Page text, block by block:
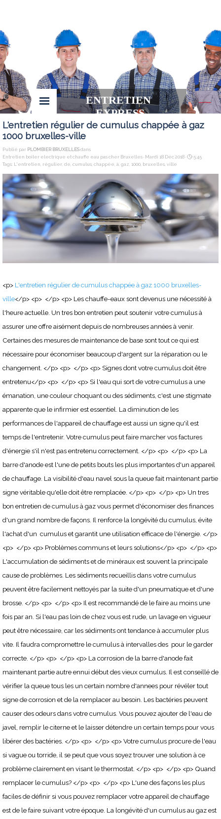
ENTRETIEN
EXPRESS
L'entretien régulier de cumulus chappée à gaz
1000 bruxelles-ville
Publié par PLOMBIER BRUXELLESdans
Entretien boiler electrique et chauffe eau pas cher Bruxelles· Mardi 18 Déc 2018 ·
5:45
Tags: L'entretien régulier de cumulus chappée à gaz 1000 bruxelles ville
<p> L'entretien régulier de cumulus chappée à gaz 1000 bruxelles-
ville</p> <p> </p> <p> Les chauffe-eaux sont devenus une nécessité à
l'heure actuelle. Un tres bon entretien peut soutenir votre cumulus à
assurer une offre aisément depuis de nombreuses années à venir.
Certaines des mesures de maintenance de base sont tout ce qui est
nécessaire pour économiser beaucoup d'argent sur la réparation ou le
changement. </p> <p> </p> <p> Signes dont votre cumulus doit être
entretenu</p> <p> </p> <p> Si l'eau qui sort de votre cumulus a une
émanation, une couleur choquant ou des sédiments, c'est une stigmate
apparente que le infirmier est essentiel. La diminution de les
performances de l'appareil de chauffage est aussi un signe qu'il est
temps de l'entretenir. Votre cumulus peut faire marcher vos factures
d'énergie s'il n'est pas entretenu correctement. </p> <p> </p> <p> La
barre d'anode est l'une de petits bouts les plus importantes d'un appareil
de chauffage. La visibilité d'eau navel sous la queue fait maintenant partie
signe véritable qu'elle doit être remplacée. </p> <p> </p> <p> Un tres
bon entretien de cumulus à gaz vous permet d'économiser des finances
d'un grand nombre de façons. Il renforce la longévité du cumulus, évite
l'achat d'un cumulus et garantit une utilisation efficace de l'énergie. </p>
<p> </p> <p> Problèmes communs et leurs solutions</p> <p> </p> <p>
L'accumulation de sédiments et de minéraux est souvent la principale
cause de problèmes. Les sédiments recueillis dans votre cumulus
peuvent être facilement nettoyés par la suite d'un pneumatique et d'une
brosse. </p> <p> </p> <p> Il est recommandé de le faire au moins une
fois par an. Si l'eau pas loin de chez vous est rude, un lavage en vigueur
peut être nécessaire, car les sédiments ont tendance à accumuler plus
vite. Il faudra compromettre le cumulus à intervalles des pour le garder
correcte. </p> <p> </p> <p> La corrosion de la barre d'anode fait
maintenant partie autre ennui début des vieux cumulus. Il est conseillé de
vérifier la queue tous les un certain nombre d'annees pour révéler tout
signe de corrosion et de la remplacer au besoin. Les bactéries peuvent
causer des odeurs dans votre cumulus. Vous pouvez ajouter de l'eau de
javel, remplir le citerne et le laisser détendre un certain temps pour vous
libérer des bactéries. </p> <p> </p> <p> Votre cumulus procure de l'eau
si vague ou torride, il se peut que vous soyez trouver une solution à ce
problème clairement en visant le thermostat. </p> <p> </p> <p> Quand
remplacer le cumulus? </p> <p> </p> <p> L'une des façons les plus
faciles de définir si vous pouvez remplacer votre appareil de chauffage
est de le faire suivant votre époque. La longévité d'un cumulus au gaz est